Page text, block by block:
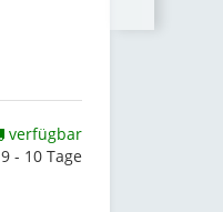
verfügbar
9 - 10 Tage